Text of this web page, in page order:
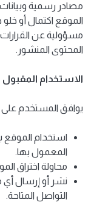
مصادر رسمية
الموقع اكتمال أو
مسؤولية عن القرارات
المحتوى المنشور.
الاستخدام المقبول
يوافق المستخدم
استخدام الموقع
المعمول بها.
محاولة اختراق
نشر أو إرسال
التواصل المتاحة.